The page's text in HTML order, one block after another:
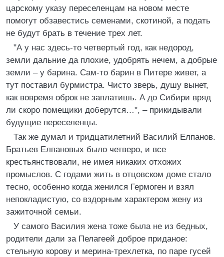
царскому указу переселенцам на новом месте
помогут обзавестись семенами, скотиной, а подать
не будут брать в течение трех лет.
"А у нас здесь-то четвертый год, как недород,
земли дальние да плохие, удобрять нечем, а добрые
земли – у барина. Сам-то барин в Питере живет, а
тут поставил бурмистра. Чисто зверь, душу вынет,
как вовремя оброк не заплатишь. А до Сибири вряд
ли скоро помещики доберутся…", – прикидывали
будущие переселенцы.
Так же думал и тридцатилетний Василий Елпанов.
Братьев Елпановых было четверо, и все
крестьянствовали, не имея никаких отхожих
промыслов. С годами жить в отцовском доме стало
тесно, особенно когда женился Гермоген и взял
непокладистую, со вздорным характером жену из
зажиточной семьи.
У самого Василия жена тоже была не из бедных,
родители дали за Пелагеей доброе приданое:
стельную корову и мерина-трехлетка, по паре гусей